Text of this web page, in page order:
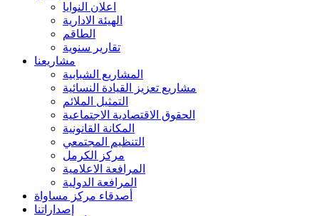
اعلان النوايا
الهيئة الادارية
الطاقم
تقارير سنوية
مشاريعنا
المشاريع الشبابية
مشاريع تعزيز القيادة النسائية
التمثيل الملائم
الحقوق الاقتصادية الاجتماعية
المكانة القانونية
التنظيم المجتمعي
مركز الكرمل
المرافعة الاعلامية
المرافعة الدولية
أصدقاء مركز مساواة
إصداراتنا